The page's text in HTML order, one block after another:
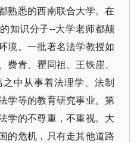
熟悉的西南联合大学。在
知识分子--大学老师都颠
境。一批著名法学教授如
青、瞿同祖、王铁崖、
中从事着法理学、法制
学等的教育研究事业。第
学的不尊重，不重视。大
的危机，只有走其他道路